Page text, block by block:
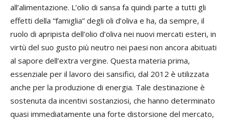
all’alimentazione. L’olio di sansa fa quindi parte a tutti gli
effetti della “famiglia” degli oli d’oliva e ha, da sempre, il
ruolo di apripista dell’olio d’oliva nei nuovi mercati esteri, in
virtù del suo gusto più neutro nei paesi non ancora abituati
al sapore dell’extra vergine. Questa materia prima,
essenziale per il lavoro dei sansifici, dal 2012 è utilizzata
anche per la produzione di energia. Tale destinazione è
sostenuta da incentivi sostanziosi, che hanno determinato
quasi immediatamente una forte distorsione del mercato,